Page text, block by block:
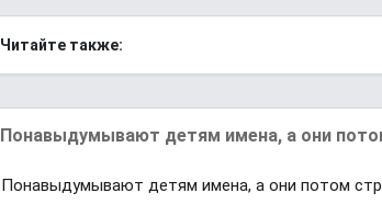
Читайте также:
Понавыдумывают детям имена, а они
Понавыдумывают детям имена, а они потом